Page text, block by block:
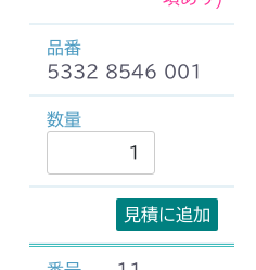
5332 8546 001
見積に追加